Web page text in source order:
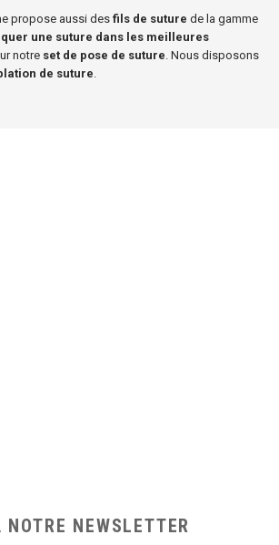
propose aussi des fils de suture de la gamme
une suture dans les meilleures
notre set de pose de suture. Nous disposons
de suture.
NEWSLETTER